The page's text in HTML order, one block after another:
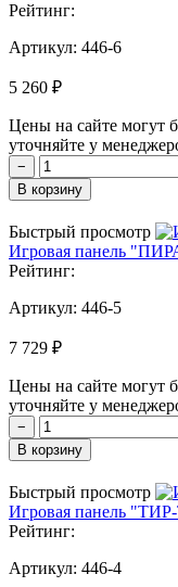
Рейтинг:
Артикул: 446-6
5 260 ₽
Цены на сайте могут
уточняйте у
−
В корзину
Быстрый просмотр
Игровая панель
Рейтинг:
Артикул: 446-5
7 729 ₽
Цены на сайте могут
уточняйте у
−
В корзину
Быстрый просмотр
Игровая панель
Рейтинг:
Артикул: 446-4